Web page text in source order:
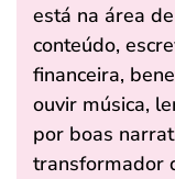
está na área
conteúdo,
financeira,
ouvir música,
por boas
transformador